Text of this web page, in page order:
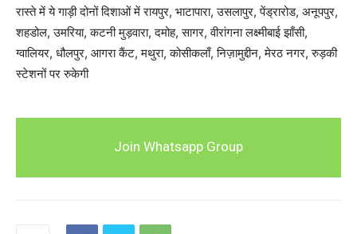
रास्ते में ये गाड़ी दोनों दिशाओं में रायपुर, भाटापारा, उसलापुर, पेंड्रारोड, अनूपपुर,
शहडोल, उमरिया, कटनी मुड़वारा, दमोह, सागर, वीरांगना लक्ष्मीबाई झाँसी,
ग्वालियर, धौलपुर, आगरा कैंट, मथुरा, कोसीकलाँ, निज़ामुद्दीन, मेरठ नगर, रुड़की
स्टेशनों पर रुकेगी
Join Whatsapp Group